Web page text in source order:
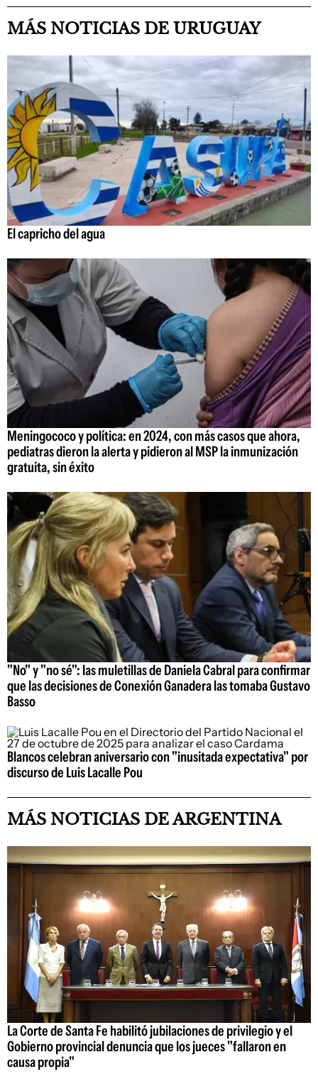
MÁS NOTICIAS DE URUGUAY
El capricho del agua
Meningococo y política: en 2024, con más casos que ahora,
pediatras dieron la alerta y pidieron al MSP la inmunización
gratuita, sin éxito
"No" y "no sé": las muletillas de Daniela Cabral para confirmar
que las decisiones de Conexión Ganadera las tomaba Gustavo
Basso
Blancos celebran aniversario con "inusitada expectativa" por
discurso de Luis Lacalle Pou
MÁS NOTICIAS DE ARGENTINA
La Corte de Santa Fe habilitó jubilaciones de privilegio y el
Gobierno provincial denuncia que los jueces "fallaron en
causa propia"